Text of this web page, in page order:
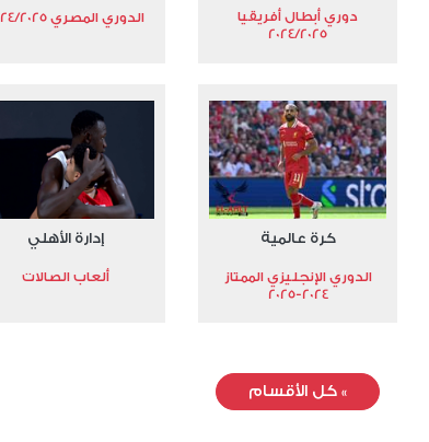
دوري أبطال أفريقيا
2024/2025
الدوري المصري 2024/2025
كرة عالمية
الدوري الإنجليزي الممتاز
2024-2025
إدارة الأهلي
ألعاب الصالات
»كل الأقسام